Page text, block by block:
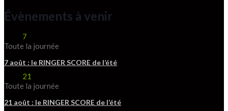
Évènements à venir
7
Toute la journée
7 août : le RINGER SCORE de l’été
21
Toute la journée
21 août : le RINGER SCORE de l’été